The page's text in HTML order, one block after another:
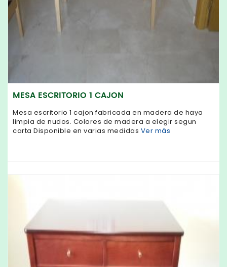
MESA ESCRITORIO 1 CAJON
Mesa escritorio 1 cajon fabricada en madera de haya
limpia de nudos. Colores de madera a elegir segun
carta Disponible en varias medidas Ver más